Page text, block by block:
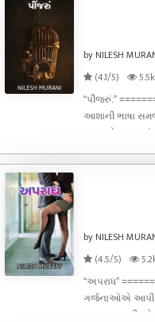
by NILESH
(4.1/5)
5.5k
“પીંજરું.”
આશાની ભાષા
આશાએ જ પાડ્યું
by NILESH
(4.5/5)
“અપરાધ”
ગર્જનાઓએ આપી
વાતાવરણ